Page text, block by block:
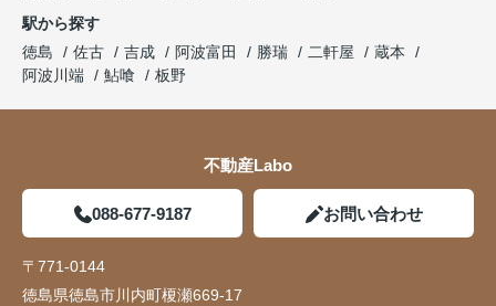
駅から探す
徳島
佐古 吉成 阿波富田 勝瑞 二軒屋
蔵本
阿波川端
鮎喰 板野
不動産Labo
088-677-9187 お問い合わせ
〒771-0144
徳島県徳島市川内町榎瀬669-17